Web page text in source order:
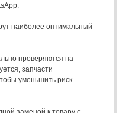
наиболее оптимальный
проверяются на
запчасти
уменьшить риск